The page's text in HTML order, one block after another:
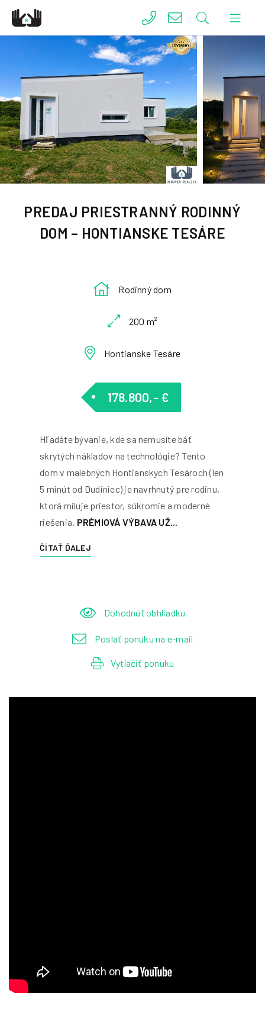
PREDAJ PRIESTRANNÝ RODINNÝ
DOM – HONTIANSKE TESÁRE
Rodinný dom
200 m²
Hontianske Tesáre
178.800,- €
Hľadáte bývanie, kde sa nemusíte báť
skrytých nákladov na technológie? Tento
dom v malebných Hontianskych Tesároch (len
5 minút od Dudiniec) je navrhnutý pre rodinu,
ktorá miluje priestor, súkromie a moderné
riešenia. PRÉMIOVÁ VÝBAVA UŽ...
ČÍTAŤ ĎALEJ
Dohodnúť obhliadku
Poslať ponuku na e-mail
Vytlačiť ponuku